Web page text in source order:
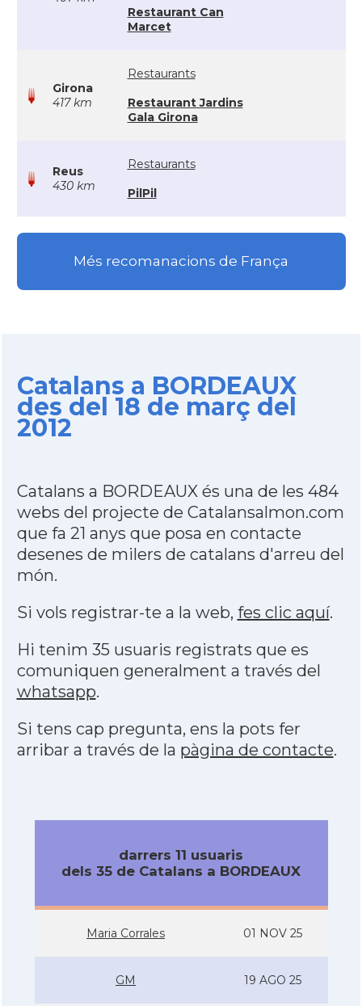
Restaurant Can
Marcet
Girona
417 km
Restaurants
Restaurant Jardins
Gala Girona
Reus
430 km
Restaurants
PilPil
Més recomanacions de França
Catalans a BORDEAUX
des del 18 de març del
2012
Catalans a BORDEAUX és una de les 484
webs del projecte de Catalansalmon.com
que fa 21 anys que posa en contacte
desenes de milers de catalans d'arreu del
món.
Si vols registrar-te a la web, fes clic aquí.
Hi tenim 35 usuaris registrats que es
comuniquen generalment a través del
whatsapp.
Si tens cap pregunta, ens la pots fer
arribar a través de la pàgina de contacte.
darrers 11 usuaris
dels 35 de Catalans a BORDEAUX
Maria Corrales 01 NOV 25
GM 19 AGO 25